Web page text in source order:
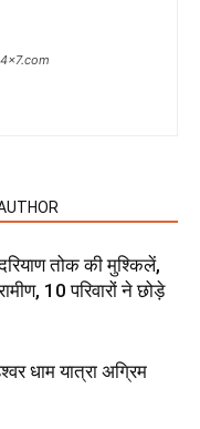
तोक की मुश्किलें,
10 परिवारों ने छोड़े
धाम यात्रा अग्रिम